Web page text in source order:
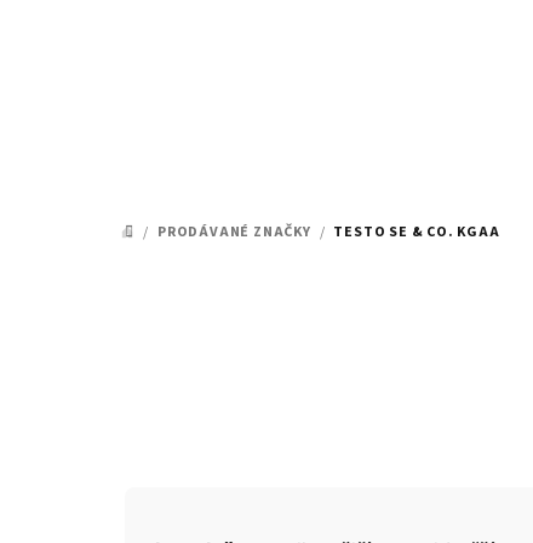
DOMŮ
/ PRODÁVANÉ ZNAČKY / TESTO SE & CO. KGAA